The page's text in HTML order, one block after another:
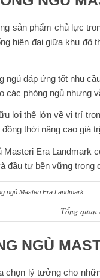
sản phẩm chủ lực
hiện đại giữa khu đô
đáp ứng tốt nhu
phòng ngủ nhưng
lợi thế lớn về vị trí
thời nâng cao giá
Era
đầu tư bền vững trong
Tổng
NGỦ
lý tưởng cho